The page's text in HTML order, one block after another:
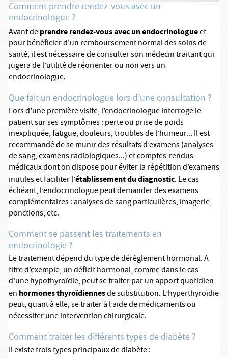
Comment prendre rendez-vous avec un
endocrinologue ?
Avant deprendre rendez-vous avec un endocrinologueet
pour bénéficier d’un remboursement normal des soins de
santé, il est nécessaire de consulter son médecin traitant qui
jugera de l’utilité de réorienter ou non vers un
endocrinologue.
Que fait un endocrinologue lors d’une consultation ?
Lors d’une première visite, l’endocrinologue interroge le
patient sur ses symptômes : perte ou prise de poids
inexpliquée, fatigue, douleurs, troubles de l’humeur... Il est
recommandé de se munir des résultats d’examens (analyses
de sang, examens radiologiques...) et comptes-rendus
médicaux dont on dispose pour éviter la répétition d’examens
inutiles et faciliter l’établissement du diagnostic. Le cas
échéant, l’endocrinologue peut demander des examens
complémentaires : analyses de sang particulières, imagerie,
ponctions, etc.
Comment se passent les traitements en
endocrinologie ?
Le traitement dépend du type de dérèglement hormonal. A
titre d’exemple, un déficit hormonal, comme dans le cas
d’une hypothyroïdie, peut se traiter par un apport quotidien
en hormones thyroïdiennesde substitution. L’hyperthyroïdie
peut, quant à elle, se traiter à l’aide de médicaments ou
nécessiter une intervention chirurgicale.
Comment traiter les différents types de diabète ?
Il existe trois types principaux de diabète :